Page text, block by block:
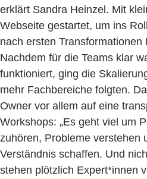
erklärt Sandra Heinzel. Mit
Webseite gestartet, um ins
nach ersten Transformationen
Nachdem für die Teams klar
funktioniert, ging die
mehr Fachbereiche folgten.
Owner vor allem auf eine
Workshops: „Es geht viel um
zuhören, Probleme verstehen
Verständnis schaffen. Und
stehen plötzlich Expert*innen